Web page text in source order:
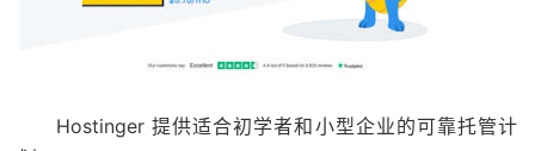
Hostinger 提供适合初学者和小型企业的可靠托管计